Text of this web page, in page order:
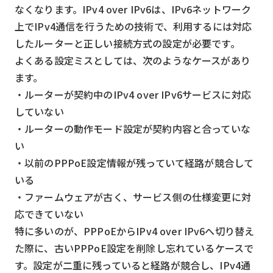
なくなります。IPv4 over IPv6は、IPv6ネットワーク
上でIPv4通信を行うための技術で、利用するには対応
したルーターと正しい接続方式の設定が必要です。
よくある設定ミスとしては、次のようなケースがあり
ます。
・ルーターが契約中のIPv4 over IPv6サービスに対応
していない
・ルーターの動作モード設定が契約内容と合っていな
い
・以前のPPPoE設定情報が残っていて経路が競合して
いる
・ファームウェアが古く、サービス側の仕様変更に対
応できていない
特に多いのが、PPPoEからIPv4 over IPv6へ切り替え
た際に、古いPPPoE設定を削除し忘れているケースで
す。設定が二重に残っていると経路が競合し、IPv4通